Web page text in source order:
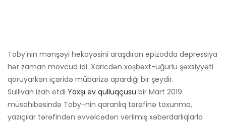
Toby'nin mənşəyi hekayəsini araşdıran epizodda depressiya
hər zaman mövcud idi. Xaricdən xoşbəxt-uğurlu şəxsiyyəti
qoruyarkən içəridə mübarizə apardığı bir şeydir.
Sullivan izah etdi Yaxşı ev qulluqçusu bir Mart 2019
müsahibəsində Toby-nin qaranlıq tərəfinə toxunma,
yazıçılar tərəfindən əvvəlcədən verilmiş xəbərdarlıqlarla